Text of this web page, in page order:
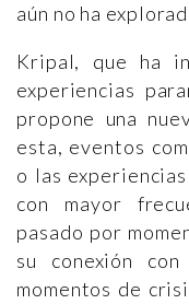
aún no ha
Kripal, que ha
experiencias
propone una
esta, eventos
o las
con mayor
pasado por
su conexión
momentos de